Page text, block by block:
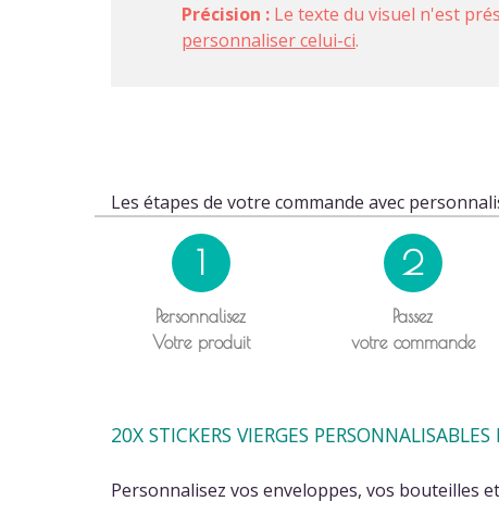
Précision : Le texte du visuel n'est
personnaliser celui-ci.
Les étapes de votre commande avec
1
Personnalisez
Votre produit
2
Passez
votre commande
20X STICKERS VIERGES
Personnalisez vos enveloppes, vos bouteilles